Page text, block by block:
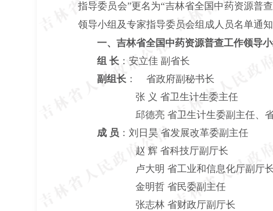
指导委员会”更名为“吉林省全国中药资源普
领导小组及专家指导委员会组成人员名单通知
一、吉林省全国中药资源普查工作领导
组 长 ：安立佳 副省长
副组长 ：
省政府副秘书长
张 义 省卫生计生委主任
邱德亮 省卫生计生委副主任、
成 员 ：刘日昊 省发展改革委副主任
赵 辉 省科技厅副厅长
卢大明 省工业和信息化厅副厅
金明哲 省民委副主任
张志林 省财政厅副厅长